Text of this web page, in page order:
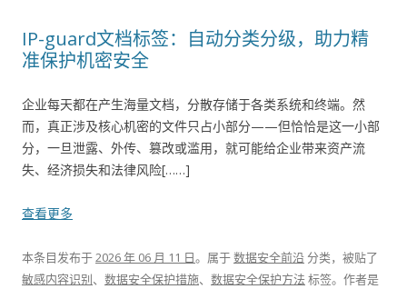
IP-guard文档标签：自动分类分级，助力精
准保护机密安全
企业每天都在产生海量文档，分散存储于各类系统和终端。然
而，真正涉及核心机密的文件只占小部分——但恰恰是这一小部
分，一旦泄露、外传、篡改或滥用，就可能给企业带来资产流
失、经济损失和法律风险[……]
查看更多
本条目发布于2026 年 06 月 11 日。属于数据安全前沿分类，被贴了
敏感内容识别、 数据安全保护措施、 数据安全保护方法 标签。 作者是